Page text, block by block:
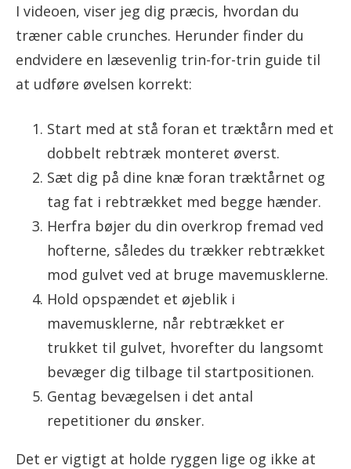
I videoen, viser jeg dig præcis, hvordan du
træner cable crunches. Herunder finder du
endvidere en læsevenlig trin-for-trin guide til
at udføre øvelsen korrekt:
Start med at stå foran et træktårn med et
dobbelt rebtræk monteret øverst.
Sæt dig på dine knæ foran træktårnet og
tag fat i rebtrækket med begge hænder.
Herfra bøjer du din overkrop fremad ved
hofterne, således du trækker rebtrækket
mod gulvet ved at bruge mavemusklerne.
Hold opspændet et øjeblik i
mavemusklerne, når rebtrækket er
trukket til gulvet, hvorefter du langsomt
bevæger dig tilbage til startpositionen.
Gentag bevægelsen i det antal
repetitioner du ønsker.
Det er vigtigt at holde ryggen lige og ikke at